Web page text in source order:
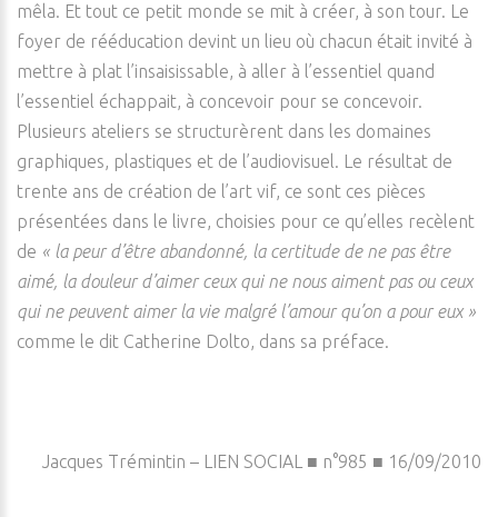
mêla. Et tout ce petit monde se mit à créer, à son tour. Le
foyer de rééducation devint un lieu où chacun était invité à
mettre à plat l’insaisissable, à aller à l’essentiel quand
l’essentiel échappait, à concevoir pour se concevoir.
Plusieurs ateliers se structurèrent dans les domaines
graphiques, plastiques et de l’audiovisuel. Le résultat de
trente ans de création de l’art vif, ce sont ces pièces
présentées dans le livre, choisies pour ce qu’elles recèlent
de « la peur d’être abandonné, la certitude de ne pas être
aimé, la douleur d’aimer ceux qui ne nous aiment pas ou ceux
qui ne peuvent aimer la vie malgré l’amour qu’on a pour eux »
comme le dit Catherine Dolto, dans sa préface.
Jacques Trémintin – LIEN SOCIAL ■ n°985 ■ 16/09/2010